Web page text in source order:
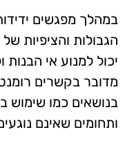
במהלך מפגשים
הגבולות והציפיות
יכול למנוע אי
מדובר בקשרים
בנושאים כמו
ותחומים שאינם